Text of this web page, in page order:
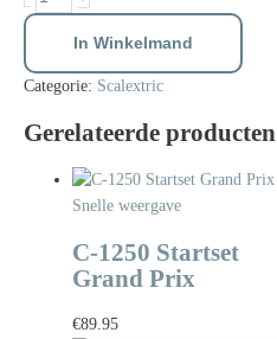
In Winkelmand
Categorie: Scalextric
Gerelateerde producten
Snelle weergave
C-1250 Startset
Grand Prix
€89.95